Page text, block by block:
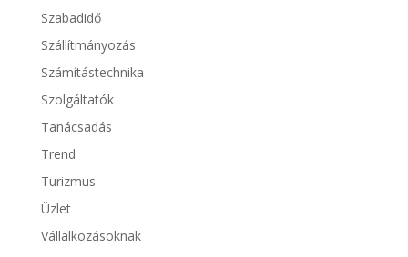
Szabadidő
Szállítmányozás
Számítástechnika
Szolgáltatók
Tanácsadás
Trend
Turizmus
Üzlet
Vállalkozásoknak